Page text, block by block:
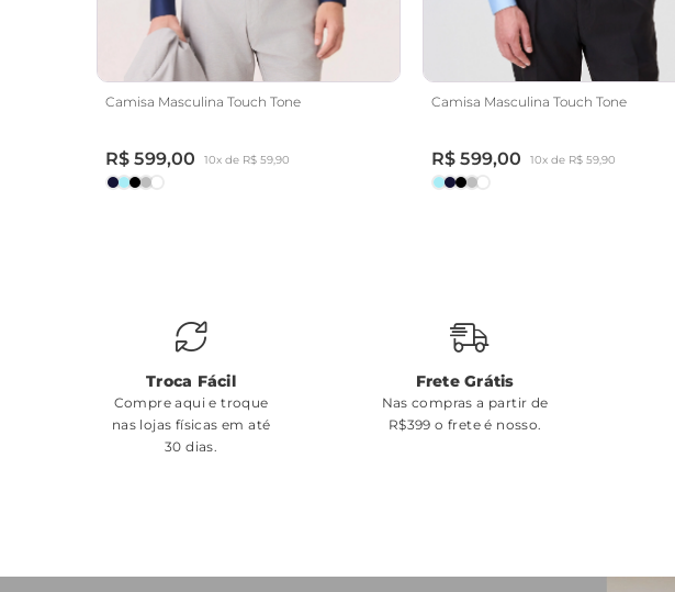
Camisa Masculina Touch Tone
R$ 599,00 10x de R$ 59,90
Camisa Masculina Touch Tone
R$ 599,00 10x de R$ 59,90
Troca Fácil
Compre aqui e troque
nas lojas físicas em até
30 dias.
Frete Grátis
Nas compras a partir de
R$399 o frete é nosso.